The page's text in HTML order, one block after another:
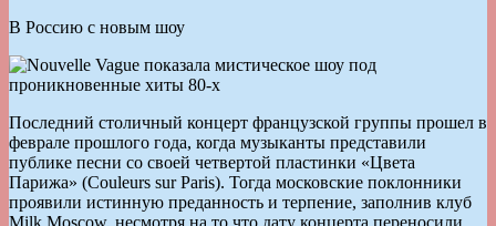
В Россию с новым шоу
Последний столичный концерт французской группы прошел в
феврале прошлого года, когда музыканты представили
публике песни со своей четвертой пластинки «Цвета
Парижа» (Couleurs sur Paris). Тогда московские поклонники
проявили истинную преданность и терпение, заполнив клуб
Milk Moscow, несмотря на то что дату концерта переносили